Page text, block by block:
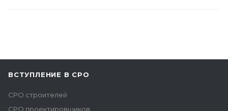
ВСТУПЛЕНИЕ В СРО
СРО строителей
СРО проектировщиков